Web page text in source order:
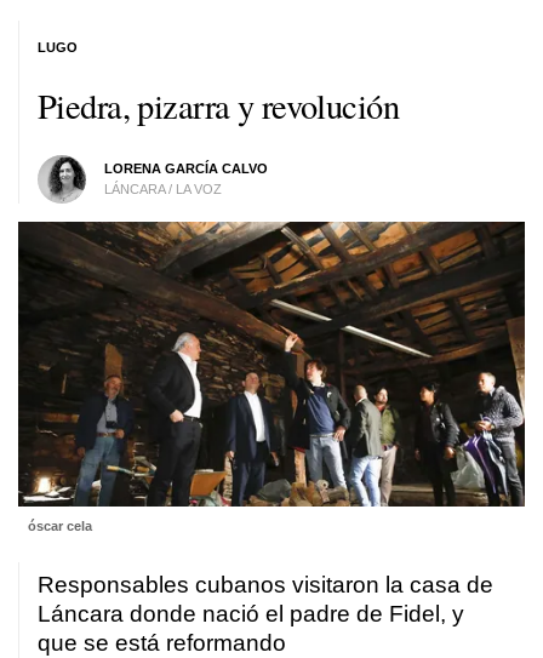
Piedra, pizarra y revolución
LORENA GARCÍA CALVO
LÁNCARA / LA VOZ
LUGO
óscar cela
Responsables cubanos visitaron la casa de
Láncara donde nació el padre de Fidel, y
que se está reformando